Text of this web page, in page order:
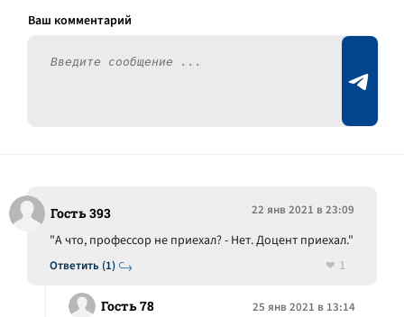
Гость 393 22 янв 2021 в 23:09
Ответить (1)
"А что, профессор не приехал? - Нет. Доцент приехал."
1
Гость 78 25 янв 2021 в 13:14